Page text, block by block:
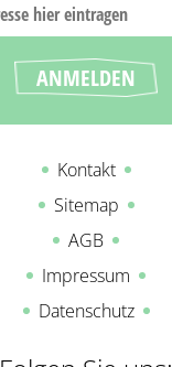
Kontakt
Sitemap
AGB
Impressum
Datenschutz